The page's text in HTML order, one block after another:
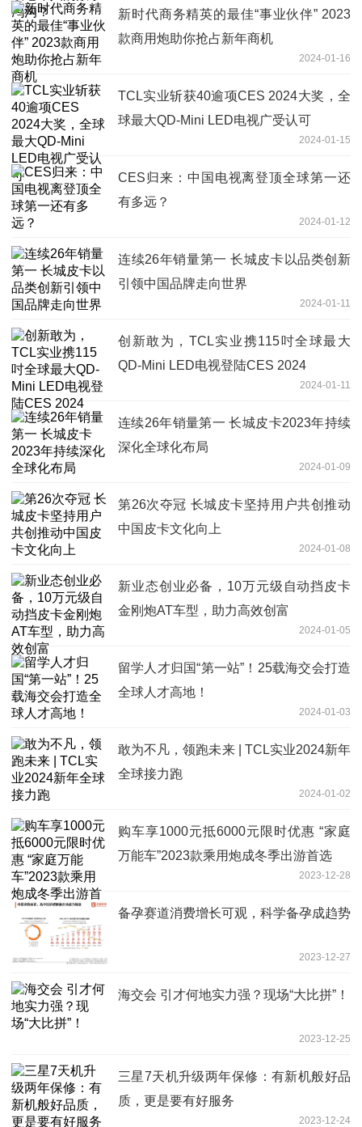
新时代商务精英的最佳“事业伙伴” 2023
款商用炮助你抢占新年商机
2024-01-16
TCL实业斩获40逾项CES 2024大奖，全
球最大QD-Mini LED电视广受认可
2024-01-15
CES归来：中国电视离登顶全球第一还
有多远？
2024-01-12
连续26年销量第一 长城皮卡以品类创新
引领中国品牌走向世界
2024-01-11
创新敢为，TCL实业携115吋全球最大
QD-Mini LED电视登陆CES 2024
2024-01-11
连续26年销量第一 长城皮卡2023年持续
深化全球化布局
2024-01-09
第26次夺冠 长城皮卡坚持用户共创推动
中国皮卡文化向上
2024-01-08
新业态创业必备，10万元级自动挡皮卡
金刚炮AT车型，助力高效创富
2024-01-05
留学人才归国“第一站”！25载海交会打造
全球人才高地！
2024-01-03
敢为不凡，领跑未来 | TCL实业2024新年
全球接力跑
2024-01-02
购车享1000元抵6000元限时优惠 “家庭
万能车”2023款乘用炮成冬季出游首选
2023-12-28
备孕赛道消费增长可观，科学备孕成趋势
2023-12-27
海交会 引才何地实力强？现场“大比拼”！
2023-12-25
三星7天机升级两年保修：有新机般好品
质，更是要有好服务
2023-12-24